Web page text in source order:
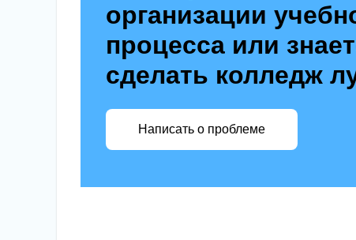
организации
процесса или
сделать колледж
Написать о проблеме